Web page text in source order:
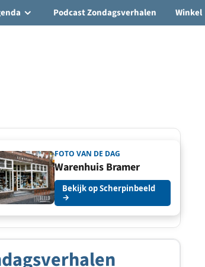
Podcast Zondagsverhalen Winkel
FOTO VAN DE DAG
Warenhuis Bramer
Bekijk op Scherpinbeeld
→